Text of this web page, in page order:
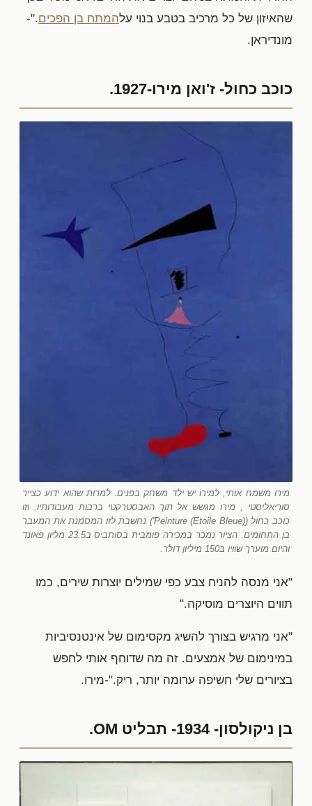
שהאיזון של כל מרכיב בטבע בנוי עלהמתח בן הפכים."-
מונדיראן.
כוכב כחול- ז'ואן מירו-1927.
מירו משמח אותי, למירו יש ילד משחק בפנים. למרות שהוא ידוע כצייר
סוריאליסטי , מירו מגשש אל תוך האבסטרקטי ברבות מעבודותיו, וזו
כוכב כחול (Peinture (Etoile Bleue)') נחשבת לזו המסמנת את המעבר
בן התחומים. הציור נמכר במכירה פומבית בסותביס ב23.5 מליון פאונד
והיום מוערך שוויו ב150 מיליון דולר.
"אני מנסה להניח צבע כפי שמילים יוצרות שירים, כמו
תווים היוצרים מוסיקה."
"אני מרגיש בצורך להשיג מקסימום של אינטנסיביות
במינימום של אמצעים. זה מה שדוחף אותי לחפש
בציורים שלי חשיפה ערומה יותר, ריק."-מירו.
בן ניקולסון- 1934- תבליט OM.